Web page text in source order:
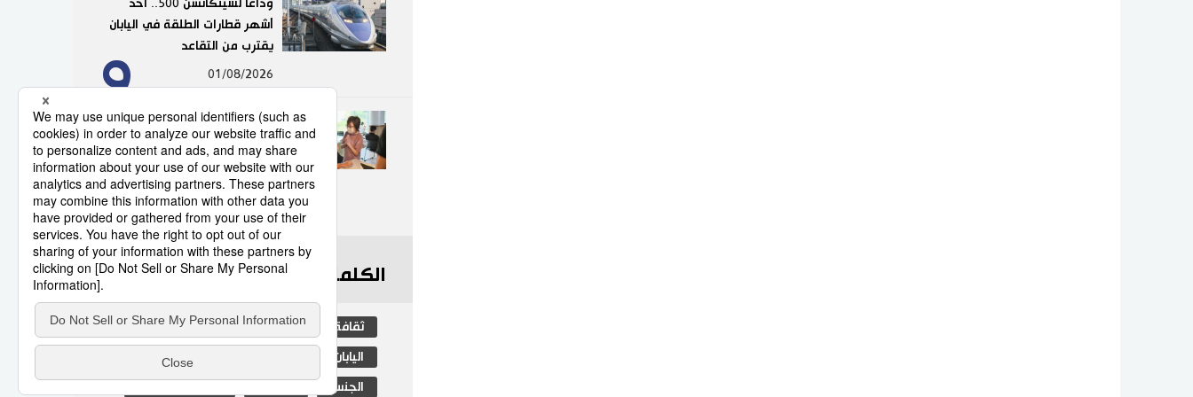
9
وداعًا لشينكانسن 500.. أحد
أشهر قطارات الطلقة في اليابان
يقترب من التقاعد
01/08/2026
10
من الملاعب إلى الأحياء السكنية..
كيف أعاد لاعبو كرة القدم الحياة
إلى مجمع ياباني أنهكته
الشيخوخة؟
06/08/2026
الكلمات الأكثر بحثا
ثقافة التعليم الياباني مجتمع
اليابان طوكيو
الجنس